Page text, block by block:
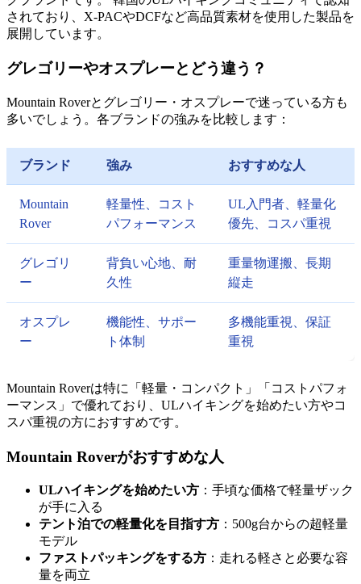
されており、X-PACやDCFなど高品質素材を使用した製品を
展開しています。
グレゴリーやオスプレーとどう違う？
Mountain Roverとグレゴリー・オスプレーで迷っている方も
多いでしょう。各ブランドの強みを比較します：
ブランド 強み おすすめな人
Mountain
Rover
軽量性、コスト
パフォーマンス
UL入門者、軽量化
優先、コスパ重視
グレゴリ
ー
背負い心地、耐
久性
重量物運搬、長期
縦走
オスプレ
ー
機能性、サポー
ト体制
多機能重視、保証
重視
Mountain Roverは特に「軽量・コンパクト」「コストパフォ
ーマンス」で優れており、ULハイキングを始めたい方やコ
スパ重視の方におすすめです。
Mountain Roverがおすすめな人
ULハイキングを始めたい方 ：手頃な価格で軽量ザック
が手に入る
テント泊での軽量化を目指す方 ：500g台からの超軽量
モデル
ファストパッキングをする方 ：走れる軽さと必要な容
量を両立